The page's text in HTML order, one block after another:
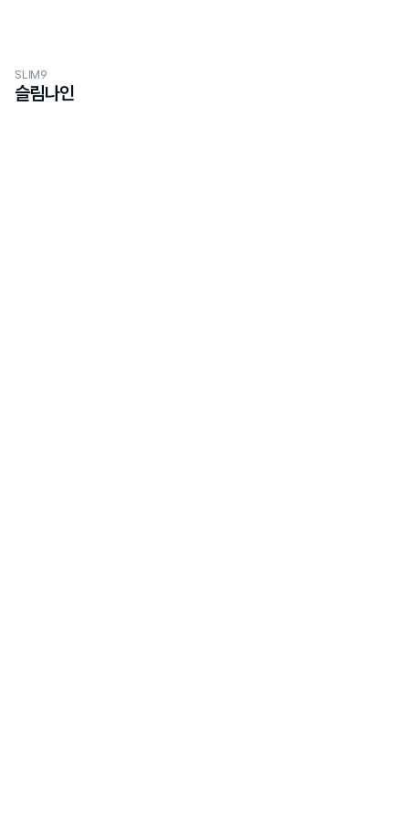
SLIM9
슬림나인